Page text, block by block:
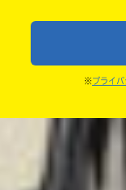
中学1年
ならないよう
・キャンペー
・ポプラ社の
・かき終えた
※ プライ